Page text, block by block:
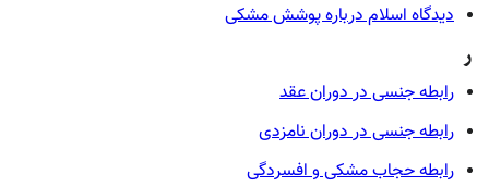
دیدگاه اسلام درباره پوشش مشکی
ر
رابطه جنسی در دوران عقد
رابطه جنسی در دوران نامزدی
رابطه حجاب مشکی و افسردگی